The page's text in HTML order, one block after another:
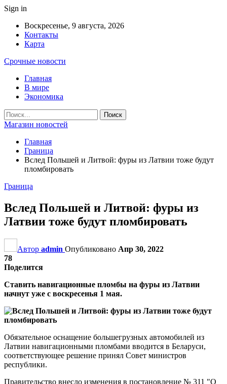
Sign in
Воскресенье, 9 августа, 2026
Контакты
Карта
Срочные новости
Главная
В мире
Экономика
Магазин новостей
Главная
Граница
Вслед Польшей и Литвой: фуры из Латвии тоже будут
пломбировать
Граница
Вслед Польшей и Литвой: фуры из
Латвии тоже будут пломбировать
Автор admin Опубликовано Апр 30, 2022
78
Поделится
Ставить навигационные пломбы на фуры из Латвии
начнут уже с воскресенья 1 мая.
Обязательное оснащение большегрузных автомобилей из
Латвии навигационными пломбами вводится в Беларуси,
соответствующее решение принял Совет министров
республики.
Правительство внесло изменения в постановление № 311 "О